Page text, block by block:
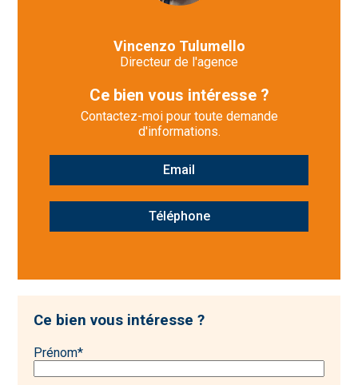
Vincenzo Tulumello
Directeur de l'agence
Ce bien vous intéresse ?
Contactez-moi pour toute demande
d'informations.
Email
Téléphone
Ce bien vous intéresse ?
Prénom*